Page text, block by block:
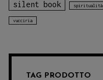
silent book spiritualità
vucciria
TAG PRODOTTO